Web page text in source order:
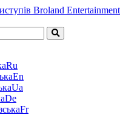
Ru
En
Ua
De
Fr